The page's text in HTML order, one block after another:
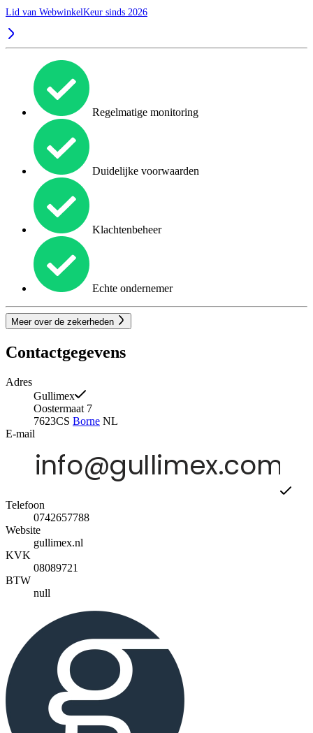
Lid van WebwinkelKeur sinds 2026
Regelmatige monitoring
Duidelijke voorwaarden
Klachtenbeheer
Echte ondernemer
Meer over de zekerheden
Contactgegevens
Adres
Gullimex
Oostermaat 7
7623CS Borne NL
E-mail
Telefoon
0742657788
Website
gullimex.nl
KVK
08089721
BTW
null